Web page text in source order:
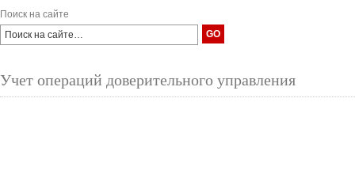
Поиск на сайте
Учет операций доверительного управления